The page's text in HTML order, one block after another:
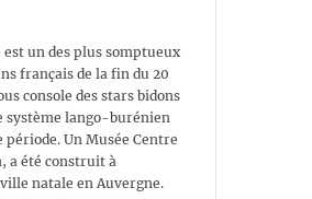
est un des plus somptueux
français de la fin du 20
console des stars bidons
système lango-burénien
Un Musée Centre
a été construit à
natale en Auvergne.